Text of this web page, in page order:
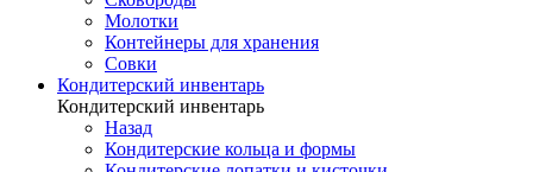
Молотки
Контейнеры для хранения
Совки
Кондитерский инвентарь
Кондитерский инвентарь
Назад
Кондитерские кольца и формы